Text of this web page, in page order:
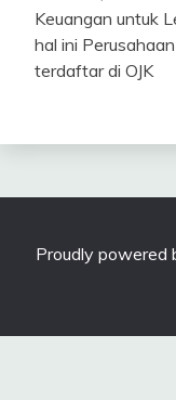
Keuangan untuk
hal ini
terdaftar di OJK
Proudly powered